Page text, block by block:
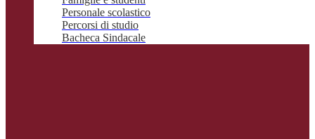
Personale scolastico
Percorsi di studio
Bacheca Sindacale